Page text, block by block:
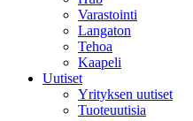
Varastointi
Langaton
Tehoa
Kaapeli
Uutiset
Yrityksen uutiset
Tuoteuutisia